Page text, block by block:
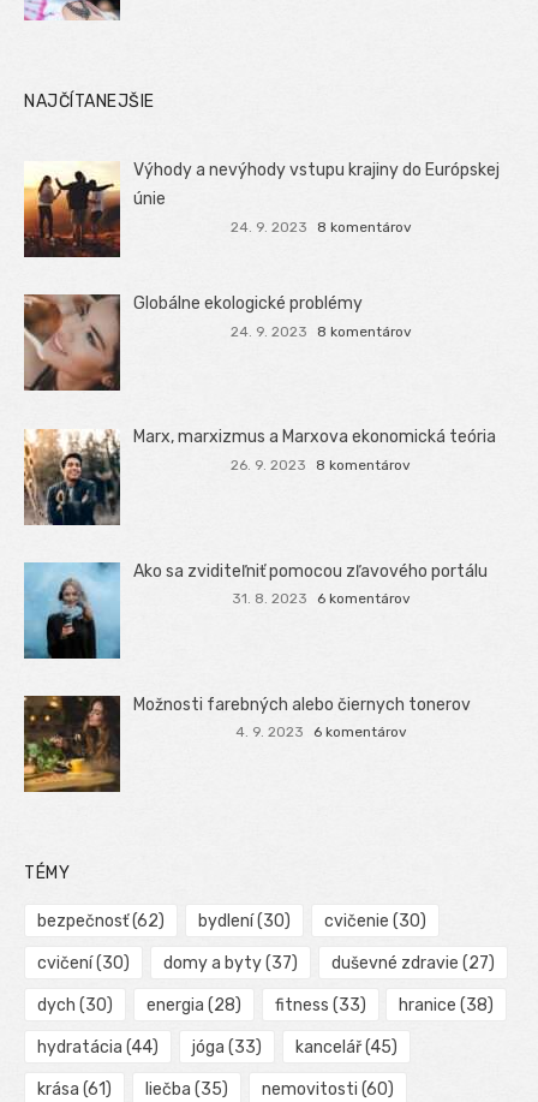
NAJČÍTANEJŠIE
Výhody a nevýhody vstupu krajiny do Európskej
únie
24. 9. 2023 8 komentárov
Globálne ekologické problémy
24. 9. 2023 8 komentárov
Marx, marxizmus a Marxova ekonomická teória
26. 9. 2023 8 komentárov
Ako sa zviditeľniť pomocou zľavového portálu
31. 8. 2023 6 komentárov
Možnosti farebných alebo čiernych tonerov
4. 9. 2023 6 komentárov
TÉMY
bezpečnosť(62) bydlení(30) cvičenie (30)
cvičení(30) domy a byty(37) duševné zdravie (27)
dych (30) energia (28) fitness (33) hranice (38)
hydratácia (44) jóga (33) kancelář(45)
krása (61) liečba (35) nemovitosti (60)